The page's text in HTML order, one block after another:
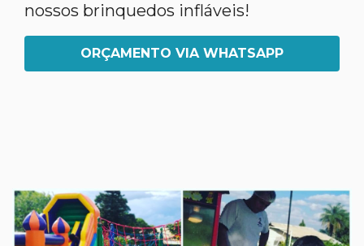
nossos brinquedos infláveis!
ORÇAMENTO VIA WHATSAPP